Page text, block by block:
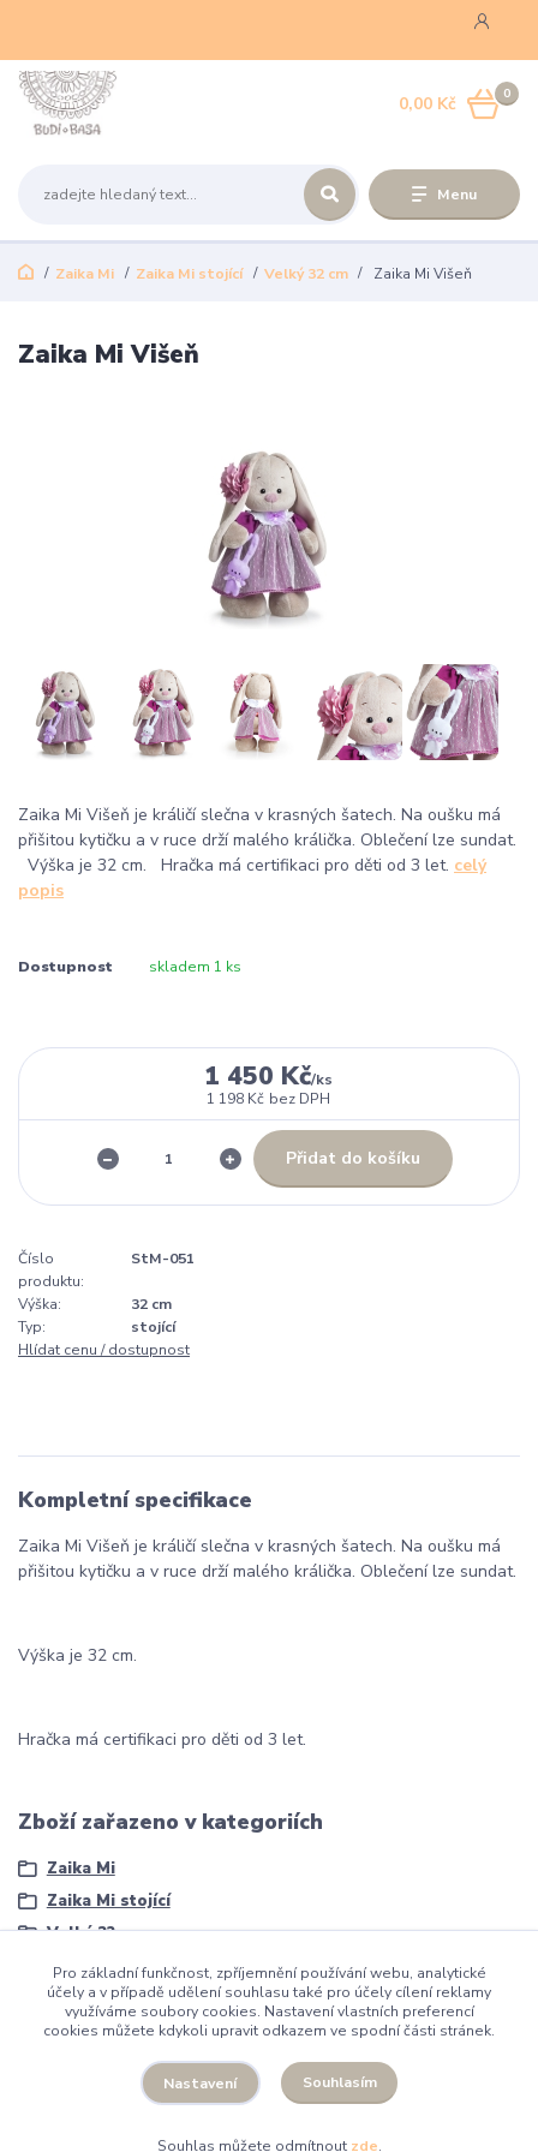
Menu
0
0,00 Kč
Zaika Mi Zaika Mi stojící Velký 32 cm Zaika Mi Višeň
Zaika Mi Višeň
Zaika Mi Višeň je králičí slečna v krasných šatech. Na oušku má
přišitou kytičku a v ruce drží malého králička. Oblečení lze sundat.
Výška je 32 cm. Hračka má certifikaci pro děti od 3 let. celý
popis
Dostupnost skladem 1 ks
1 450 Kč/ks
1 198 Kč bez DPH
Přidat do košíku
Číslo
produktu:
StM-051
Výška:
32 cm
Typ:
stojící
Hlídat cenu / dostupnost
Kompletní specifikace
Zaika Mi Višeň je králičí slečna v krasných šatech. Na oušku má
přišitou kytičku a v ruce drží malého králička. Oblečení lze sundat.
Výška je 32 cm.
Hračka má certifikaci pro děti od 3 let.
Zboží zařazeno v kategoriích
Zaika Mi
Zaika Mi stojící
Velký 32 cm
Instagram
Pro základní funkčnost, zpříjemnění používání webu, analytické
účely a v případě udělení souhlasu také pro účely cílení reklamy
využíváme soubory cookies. Nastavení vlastních preferencí
cookies můžete kdykoli upravit odkazem ve spodní části stránek.
Nastavení Souhlasím
Souhlas můžete odmítnout zde.